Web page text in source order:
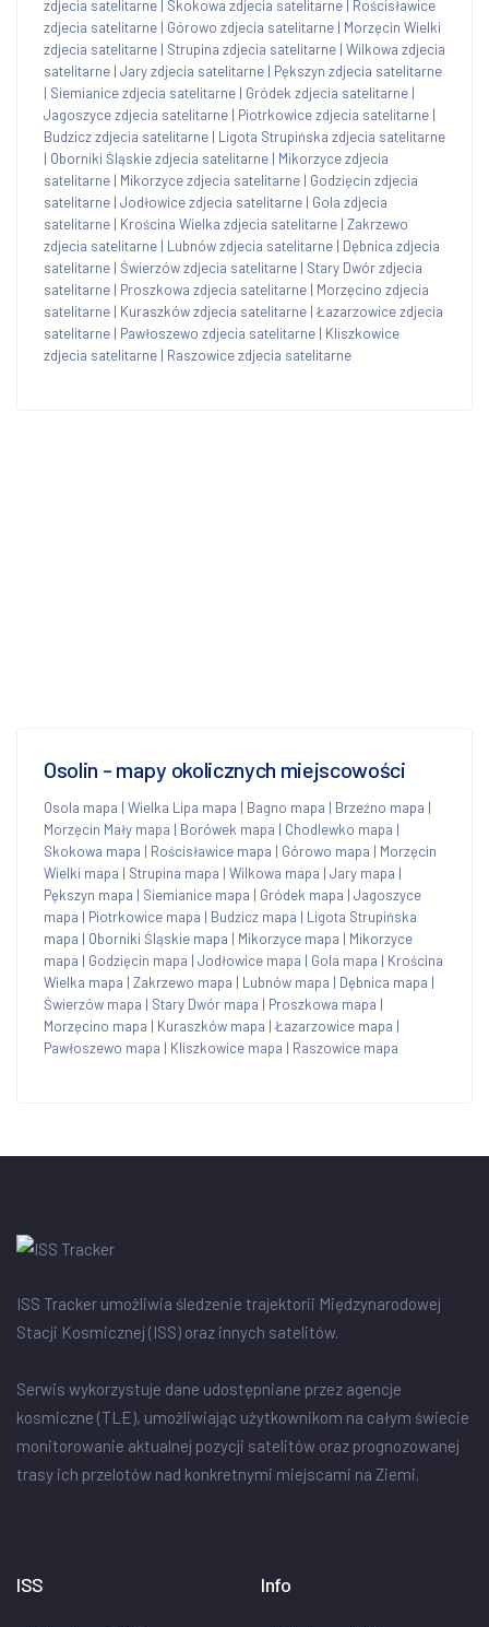
zdjecia satelitarne Skokowa zdjecia satelitarne
Rościsławice
zdjecia satelitarne | Górowo zdjecia satelitarne | Morzęcin Wielki
zdjecia satelitarne | Strupina zdjecia satelitarne | Wilkowa zdjecia
satelitarne | Jary zdjecia satelitarne | Pększyn zdjecia satelitarne
| Siemianice zdjecia satelitarne | Gródek zdjecia satelitarne |
Jagoszyce zdjecia satelitarne | Piotrkowice zdjecia satelitarne |
Budzicz zdjecia satelitarne | Ligota Strupińska zdjecia satelitarne
| Oborniki Śląskie zdjecia satelitarne | Mikorzyce zdjecia
satelitarne | Mikorzyce zdjecia satelitarne | Godzięcin zdjecia
satelitarne | Jodłowice zdjecia satelitarne | Gola zdjecia
satelitarne | Krościna Wielka zdjecia satelitarne | Zakrzewo
zdjecia satelitarne | Lubnów zdjecia satelitarne | Dębnica zdjecia
satelitarne | Świerzów zdjecia satelitarne | Stary Dwór zdjecia
satelitarne | Proszkowa zdjecia satelitarne | Morzęcino zdjecia
satelitarne | Kuraszków zdjecia satelitarne | Łazarzowice zdjecia
satelitarne | Pawłoszewo zdjecia satelitarne | Kliszkowice
zdjecia satelitarne | Raszowice zdjecia satelitarne
Osolin - mapy okolicznych miejscowości
Osola mapa | Wielka Lipa mapa | Bagno mapa | Brzeźno mapa |
Morzęcin Mały mapa | Borówek mapa | Chodlewko mapa |
Skokowa mapa | Rościsławice mapa | Górowo mapa | Morzęcin
Wielki mapa | Strupina mapa | Wilkowa mapa | Jary mapa |
Pększyn mapa | Siemianice mapa | Gródek mapa | Jagoszyce
mapa | Piotrkowice mapa | Budzicz mapa | Ligota Strupińska
mapa | Oborniki Śląskie mapa | Mikorzyce mapa | Mikorzyce
mapa | Godzięcin mapa | Jodłowice mapa | Gola mapa | Krościna
Wielka mapa | Zakrzewo mapa | Lubnów mapa | Dębnica mapa |
Świerzów mapa | Stary Dwór mapa | Proszkowa mapa |
Morzęcino mapa | Kuraszków mapa | Łazarzowice mapa |
Pawłoszewo mapa | Kliszkowice mapa | Raszowice mapa
ISS Tracker umożliwia śledzenie trajektorii Międzynarodowej
Stacji Kosmicznej (ISS) oraz innych satelitów.
Serwis wykorzystuje dane udostępniane przez agencje
kosmiczne (TLE), umożliwiając użytkownikom na całym świecie
monitorowanie aktualnej pozycji satelitów oraz prognozowanej
trasy ich przelotów nad konkretnymi miejscami na Ziemi.
ISS Info